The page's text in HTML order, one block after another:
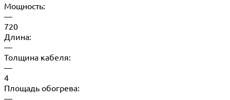
Мощность:
—
720
Длина:
—
Толщина кабеля:
—
4
Площадь обогрева: